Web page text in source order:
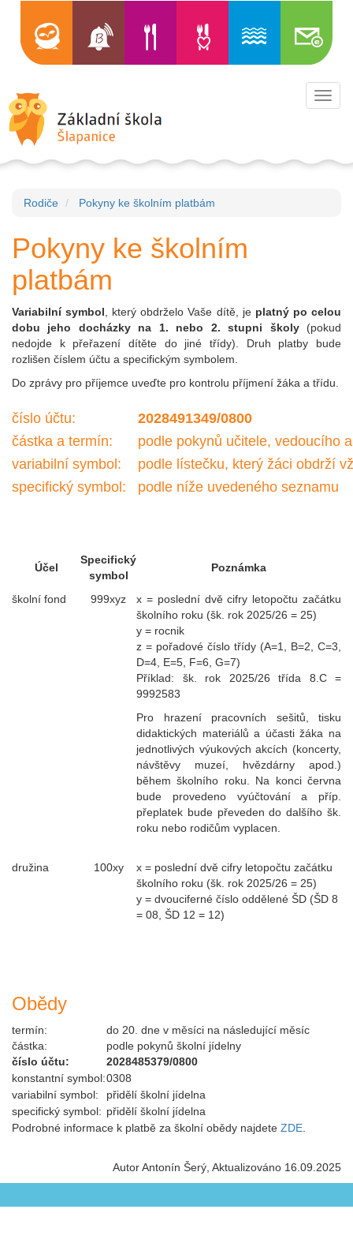
Rodiče Pokyny ke školním platbám
Pokyny ke školním
platbám
Variabilní symbol , který obdrželo Vaše dítě, je platný po celou
dobu jeho docházky na 1. nebo 2. stupni školy(pokud
nedojde k přeřazení dítěte do jiné třídy). Druh platby bude
rozlišen číslem účtu a specifickým symbolem.
Do zprávy pro příjemce uveďte pro kontrolu příjmení žáka a třídu.
číslo účtu:
částka a termín:
variabilní symbol:
specifický symbol:
2028491349/0800
podle pokynů učitele, vedoucího
podle lístečku, který žáci obdrží
podle níže uvedeného seznamu
Účel
Specifický
symbol
Poznámka
školní fond 999xyz
x = poslední dvě cifry letopočtu začátku
školního roku (šk. rok 2025/26 = 25)
y = rocnik
z = pořadové číslo třídy (A=1, B=2, C=3,
D=4, E=5, F=6, G=7)
Příklad: šk. rok 2025/26 třída 8.C =
9992583
Pro hrazení pracovních sešitů, tisku
didaktických materiálů a účasti žáka na
jednotlivých výukových akcích (koncerty,
návštěvy muzeí, hvězdárny apod.)
během školního roku. Na konci června
bude provedeno vyúčtování a příp.
přeplatek bude převeden do dalšího šk.
roku nebo rodičům vyplacen.
družina 100xy
x = poslední dvě cifry letopočtu začátku
školního roku (šk. rok 2025/26 = 25)
y = dvouciferné číslo oddělené ŠD (ŠD 8
= 08, ŠD 12 = 12)
Obědy
termín:
do 20. dne v měsíci na následující měsíc
částka:
podle pokynů školní jídelny
číslo účtu:
2028485379/0800
konstantní symbol:0308
variabilní symbol:
přidělí školní jídelna
specifický symbol: přidělí školní jídelna
Podrobné informace k platbě za školní obědy najdete ZDE
Autor Antonín Šerý Aktualizováno 16.09.2025